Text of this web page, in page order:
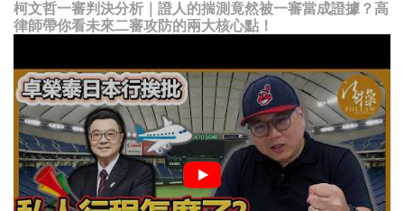
柯文哲一審判決分析｜證人的揣測竟然被一審當成證據？高
律師帶你看未來二審攻防的兩大核心點！